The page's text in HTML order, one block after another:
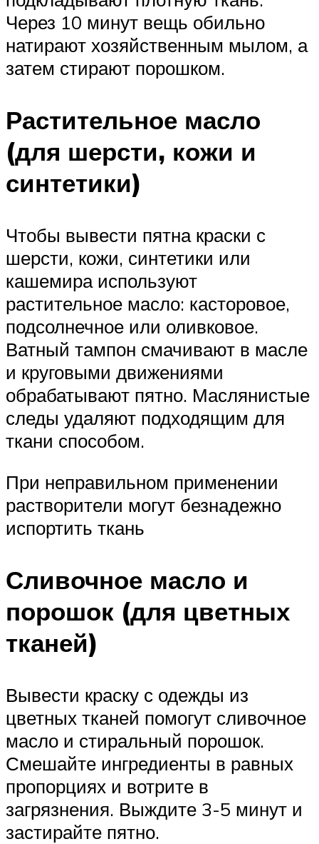
Через 10 минут вещь обильно
натирают хозяйственным мылом, а
затем стирают порошком.
Растительное масло
(для шерсти, кожи и
синтетики)
Чтобы вывести пятна краски с
шерсти, кожи, синтетики или
кашемира используют
растительное масло: касторовое,
подсолнечное или оливковое.
Ватный тампон смачивают в масле
и круговыми движениями
обрабатывают пятно. Маслянистые
следы удаляют подходящим для
ткани способом.
При неправильном применении
растворители могут безнадежно
испортить ткань
Сливочное масло и
порошок (для цветных
тканей)
Вывести краску с одежды из
цветных тканей помогут сливочное
масло и стиральный порошок.
Смешайте ингредиенты в равных
пропорциях и вотрите в
загрязнения. Выждите 3-5 минут и
застирайте пятно.